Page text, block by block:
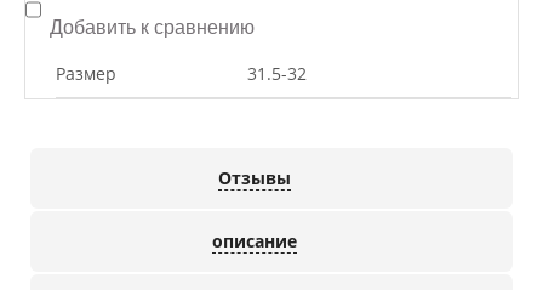
Добавить к сравнению
Размер 31.5-32
Отзывы
описание